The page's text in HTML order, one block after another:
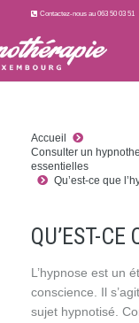
Contactez-nous au 063 50 03 51
Accueil
Consulter un
essentielles
Qu’est-ce que
QU’EST-CE
L’hypnose est un
conscience. Il
sujet hypnotisé.